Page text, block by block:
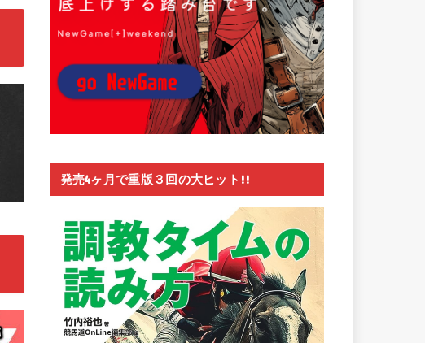
発売4ヶ月で重版３回の大ヒット!!